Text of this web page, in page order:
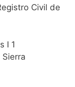
Civil de
I 1